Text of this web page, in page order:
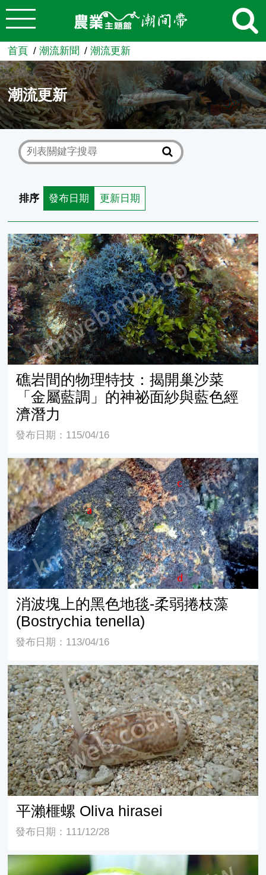
跳到主要內容
農業知識入口網
首頁 潮流新聞 潮流更新
潮流更新
排序 發布日期 更新日期
礁岩間的物理特技：揭開巢沙菜「金屬藍調」的神祕面紗
礁岩間的物理特技：揭開巢沙菜
「金屬藍調」的神祕面紗與藍色經
濟潛力
發布日期：115/04/16
消波塊上的黑色地毯-柔弱捲枝藻(Bostrychia tenella)
消波塊上的黑色地毯-柔弱捲枝藻
(Bostrychia tenella)
發布日期：113/04/16
平瀨榧螺 Oliva hirasei
平瀨榧螺 Oliva hirasei
發布日期：111/12/28
翡翠蜑螺Smaragdia rangiana